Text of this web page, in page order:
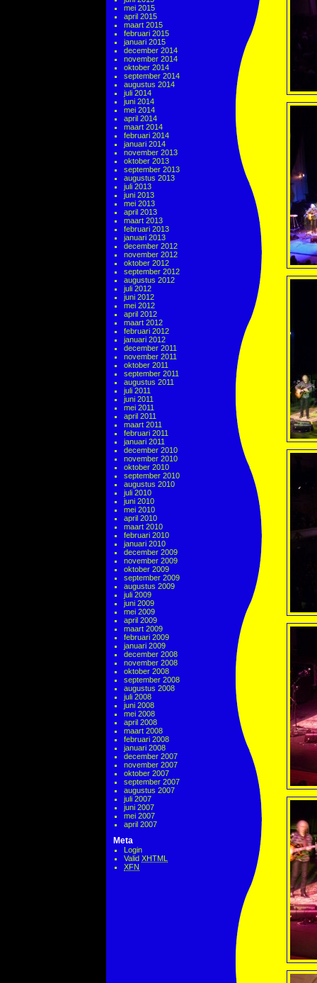
mei 2015
april 2015
maart 2015
februari 2015
januari 2015
december 2014
november 2014
oktober 2014
september 2014
augustus 2014
juli 2014
juni 2014
mei 2014
april 2014
maart 2014
februari 2014
januari 2014
november 2013
oktober 2013
september 2013
augustus 2013
juli 2013
juni 2013
mei 2013
april 2013
maart 2013
februari 2013
januari 2013
december 2012
november 2012
oktober 2012
september 2012
augustus 2012
juli 2012
juni 2012
mei 2012
april 2012
maart 2012
februari 2012
januari 2012
december 2011
november 2011
oktober 2011
september 2011
augustus 2011
juli 2011
juni 2011
mei 2011
april 2011
maart 2011
februari 2011
januari 2011
december 2010
november 2010
oktober 2010
september 2010
augustus 2010
juli 2010
juni 2010
mei 2010
april 2010
maart 2010
februari 2010
januari 2010
december 2009
november 2009
oktober 2009
september 2009
augustus 2009
juli 2009
juni 2009
mei 2009
april 2009
maart 2009
februari 2009
januari 2009
december 2008
november 2008
oktober 2008
september 2008
augustus 2008
juli 2008
juni 2008
mei 2008
april 2008
maart 2008
februari 2008
januari 2008
december 2007
november 2007
oktober 2007
september 2007
augustus 2007
juli 2007
juni 2007
mei 2007
april 2007
Meta
Login
Valid XHTML
XFN